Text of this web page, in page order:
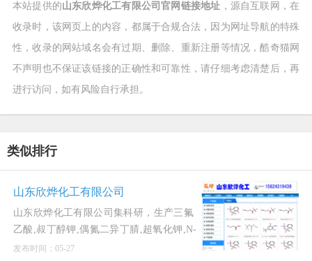
本站提供的山东欣烨化工有限公司官网链接地址 ，源自互联网，在
收录时，该网页上的内容，都属于合规合法，因为网址导航的特殊
性，收录的网站域名会有过期、删除、重新注册等情况，酷奇猫网
不声明也不保证该链接的正确性和可靠性，请仔细考虑清楚后，再
进行访问，如有风险自行承担。
类似排行
山东欣烨化工有限公司
山东欣烨化工有限公司集科研，生产三氟
乙酸,叔丁醇钾,偶氮二异丁腈,超氧化钾,N-
甲基吡咯烷酮,二甲基二硫醚,异丁酸,对氯
发布时间：05-27